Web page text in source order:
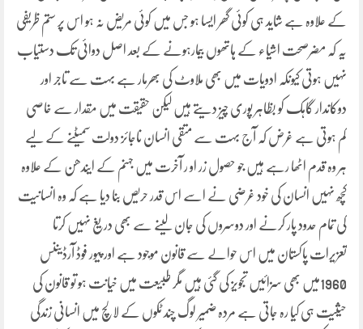
کے علاوہ ہے شاید ہی کوئی گھر ایسا ہو جس میں کوئی مریض نہ ہو اس پر ستم ظریفی
یہ کہ مضرصحت اشیاء کے ہاتھوں بیمارہونے کے بعد اصل دوائی تک دستیاب
نہیں ہوتی کیونکہ ادویات میں بھی ملاوٹ کی بھرمار ہے بہت سے تاجر اور
دوکاندار گاہک کو بظاہر پوری چیز دیتے ہیں لیکن حقیقت میں مقدار سے خاصی
کم ہوتی ہے غرض کہ آج بہت سے متقی انسان ناجائز دولت سمیٹنے کے لیے
ہر وہ قدم اٹھا رہے ہیں جو حصول زر او ر آخرت میں جہنم کے ایندھن کے علاوہ
کچھ نہیں انسان کی خود غرضی نے اسے اس قدر حریص بنا دیا ہے کہ وہ انسانیت
کی تمام حدود پار کرنے اور دوسروں کی جان لینے سے بھی دریغ نہیں کرتا
تعزیرات پاکستان میں اس حوالے سے قانون موجود ہے اور پیور فوڈ آرڈیننس
1960میں بھی سزائیں تجویز کی گئی ہیں مگر طبیعت میں خیانت ہو تو قانون کی
حیثیت ہی کیا رہ جاتی ہے مردہ ضمیر لوگ چند ٹکوں کے لالچ میں انسانی زندگی